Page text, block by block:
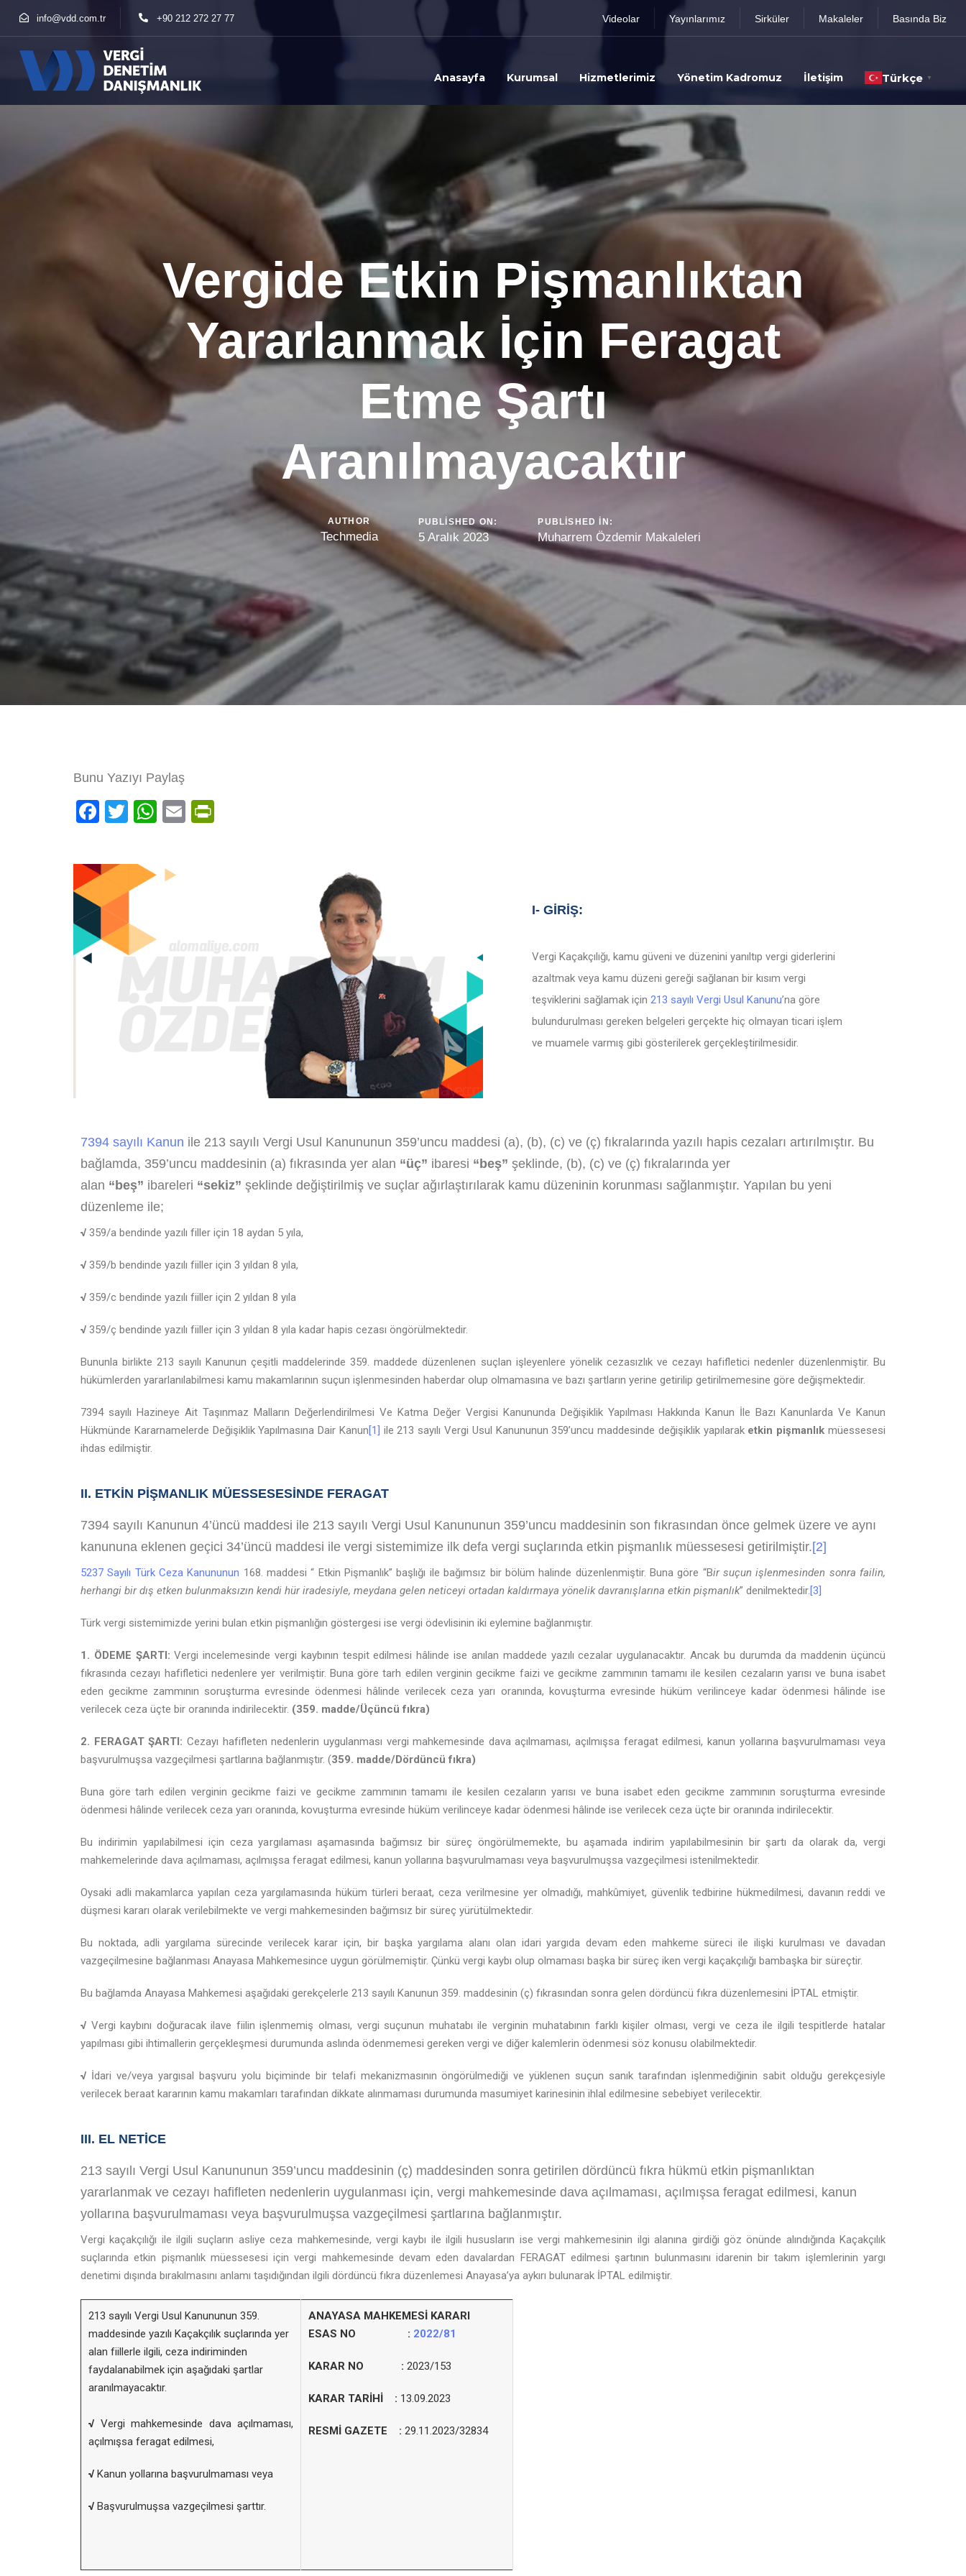
info@vdd.com.tr +90 212 272 27 77 Videolar Yayınlarımız Sirküler Makaleler Basında Biz
Anasayfa Kurumsal Hizmetlerimiz Yönetim Kadromuz İletişim Türkçe ▼
Vergide Etkin Pişmanlıktan
Yararlanmak İçin Feragat
Etme Şartı
Aranılmayacaktır
AUTHOR
Techmedia
PUBLISHED ON:
5 Aralık 2023
PUBLISHED IN:
Muharrem Özdemir Makaleleri
Bunu Yazıyı Paylaş
Facebook
TwitterWhatsApp
Email
I- GİRİŞ:
Vergi Kaçakçılığı, kamu güveni ve düzenini yanıltıp vergi giderlerini
azaltmak veya kamu düzeni gereği sağlanan bir kısım vergi
teşviklerini sağlamak için213 sayılı Vergi Usul Kanunu’na göre
bulundurulması gereken belgeleri gerçekte hiç olmayan ticari işlem
ve muamele varmış gibi gösterilerek gerçekleştirilmesidir.
7394 sayılı Kanun ile 213 sayılı Vergi Usul Kanununun 359’uncu maddesi (a), (b), (c) ve (ç) fıkralarında yazılı hapis cezaları artırılmıştır. Bu
bağlamda, 359’uncu maddesinin (a) fıkrasında yer alan “üç” ibaresi “beş” şeklinde, (b), (c) ve (ç) fıkralarında yer
alan “beş” ibareleri “sekiz” şeklinde değiştirilmiş ve suçlar ağırlaştırılarak kamu düzeninin korunması sağlanmıştır. Yapılan bu yeni
düzenleme ile;
√ 359/a bendinde yazılı filler için 18 aydan 5 yıla,
√ 359/b bendinde yazılı fiiller için 3 yıldan 8 yıla,
√ 359/c bendinde yazılı fiiller için 2 yıldan 8 yıla
√ 359/ç bendinde yazılı fiiller için 3 yıldan 8 yıla kadar hapis cezası öngörülmektedir.
Bununla birlikte 213 sayılı Kanunun çeşitli maddelerinde 359. maddede düzenlenen suçlan işleyenlere yönelik cezasızlık ve cezayı hafifletici nedenler düzenlenmiştir. Bu
hükümlerden yararlanılabilmesi kamu makamlarının suçun işlenmesinden haberdar olup olmamasına ve bazı şartların yerine getirilip getirilmemesine göre değişmektedir.
7394 sayılı Hazineye Ait Taşınmaz Malların Değerlendirilmesi Ve Katma Değer Vergisi Kanununda Değişiklik Yapılması Hakkında Kanun İle Bazı Kanunlarda Ve Kanun
Hükmünde Kararnamelerde Değişiklik Yapılmasına Dair Kanun[1] ile 213 sayılı Vergi Usul Kanununun 359’uncu maddesinde değişiklik yapılarak etkin pişmanlık müessesesi
ihdas edilmiştir.
II. ETKİN PİŞMANLIK MÜESSESESİNDE FERAGAT
7394 sayılı Kanunun 4’üncü maddesi ile 213 sayılı Vergi Usul Kanununun 359’uncu maddesinin son fıkrasından önce gelmek üzere ve aynı
kanununa eklenen geçici 34’üncü maddesi ile vergi sistemimize ilk defa vergi suçlarında etkin pişmanlık müessesesi getirilmiştir.[2]
5237 Sayılı Türk Ceza Kanununun 168. maddesi “ Etkin Pişmanlık” başlığı ile bağımsız bir bölüm halinde düzenlenmiştir. Buna göre “Bir suçun işlenmesinden sonra failin,
herhangi bir dış etken bulunmaksızın kendi hür iradesiyle, meydana gelen neticeyi ortadan kaldırmaya yönelik davranışlarına etkin pişmanlık” denilmektedir.[3]
Türk vergi sistemimizde yerini bulan etkin pişmanlığın göstergesi ise vergi ödevlisinin iki eylemine bağlanmıştır.
1. ÖDEME ŞARTI: Vergi incelemesinde vergi kaybının tespit edilmesi hâlinde ise anılan maddede yazılı cezalar uygulanacaktır. Ancak bu durumda da maddenin üçüncü
fıkrasında cezayı hafifletici nedenlere yer verilmiştir. Buna göre tarh edilen verginin gecikme faizi ve gecikme zammının tamamı ile kesilen cezaların yarısı ve buna isabet
eden gecikme zammının soruşturma evresinde ödenmesi hâlinde verilecek ceza yarı oranında, kovuşturma evresinde hüküm verilinceye kadar ödenmesi hâlinde ise
verilecek ceza üçte bir oranında indirilecektir. (359. madde/Üçüncü fıkra)
2. FERAGAT ŞARTI: Cezayı hafifleten nedenlerin uygulanması vergi mahkemesinde dava açılmaması, açılmışsa feragat edilmesi, kanun yollarına başvurulmaması veya
başvurulmuşsa vazgeçilmesi şartlarına bağlanmıştır. (359. madde/Dördüncü fıkra)
Buna göre tarh edilen verginin gecikme faizi ve gecikme zammının tamamı ile kesilen cezaların yarısı ve buna isabet eden gecikme zammının soruşturma evresinde
ödenmesi hâlinde verilecek ceza yarı oranında, kovuşturma evresinde hüküm verilinceye kadar ödenmesi hâlinde ise verilecek ceza üçte bir oranında indirilecektir.
Bu indirimin yapılabilmesi için ceza yargılaması aşamasında bağımsız bir süreç öngörülmemekte, bu aşamada indirim yapılabilmesinin bir şartı da olarak da, vergi
mahkemelerinde dava açılmaması, açılmışsa feragat edilmesi, kanun yollarına başvurulmaması veya başvurulmuşsa vazgeçilmesi istenilmektedir.
Oysaki adli makamlarca yapılan ceza yargılamasında hüküm türleri beraat, ceza verilmesine yer olmadığı, mahkûmiyet, güvenlik tedbirine hükmedilmesi, davanın reddi ve
düşmesi kararı olarak verilebilmekte ve vergi mahkemesinden bağımsız bir süreç yürütülmektedir.
Bu noktada, adli yargılama sürecinde verilecek karar için, bir başka yargılama alanı olan idari yargıda devam eden mahkeme süreci ile ilişki kurulması ve davadan
vazgeçilmesine bağlanması Anayasa Mahkemesince uygun görülmemiştir. Çünkü vergi kaybı olup olmaması başka bir süreç iken vergi kaçakçılığı bambaşka bir süreçtir.
Bu bağlamda Anayasa Mahkemesi aşağıdaki gerekçelerle 213 sayılı Kanunun 359. maddesinin (ç) fıkrasından sonra gelen dördüncü fıkra düzenlemesini İPTAL etmiştir.
√ Vergi kaybını doğuracak ilave fiilin işlenmemiş olması, vergi suçunun muhatabı ile verginin muhatabının farklı kişiler olması, vergi ve ceza ile ilgili tespitlerde hatalar
yapılması gibi ihtimallerin gerçekleşmesi durumunda aslında ödenmemesi gereken vergi ve diğer kalemlerin ödenmesi söz konusu olabilmektedir.
√ İdari ve/veya yargısal başvuru yolu biçiminde bir telafi mekanizmasının öngörülmediği ve yüklenen suçun sanık tarafından işlenmediğinin sabit olduğu gerekçesiyle
verilecek beraat kararının kamu makamları tarafından dikkate alınmaması durumunda masumiyet karinesinin ihlal edilmesine sebebiyet verilecektir.
III. EL NETİCE
213 sayılı Vergi Usul Kanununun 359’uncu maddesinin (ç) maddesinden sonra getirilen dördüncü fıkra hükmü etkin pişmanlıktan
yararlanmak ve cezayı hafifleten nedenlerin uygulanması için, vergi mahkemesinde dava açılmaması, açılmışsa feragat edilmesi, kanun
yollarına başvurulmaması veya başvurulmuşsa vazgeçilmesi şartlarına bağlanmıştır.
Vergi kaçakçılığı ile ilgili suçların asliye ceza mahkemesinde, vergi kaybı ile ilgili hususların ise vergi mahkemesinin ilgi alanına girdiği göz önünde alındığında Kaçakçılık
suçlarında etkin pişmanlık müessesesi için vergi mahkemesinde devam eden davalardan FERAGAT edilmesi şartının bulunmasını idarenin bir takım işlemlerinin yargı
denetimi dışında bırakılmasını anlamı taşıdığından ilgili dördüncü fıkra düzenlemesi Anayasa’ya aykırı bulunarak İPTAL edilmiştir.
213 sayılı Vergi Usul Kanununun 359.
maddesinde yazılı Kaçakçılık suçlarında yer
alan fiillerle ilgili, ceza indiriminden
faydalanabilmek için aşağıdaki şartlar
aranılmayacaktır.
√ Vergi mahkemesinde dava açılmaması,
açılmışsa feragat edilmesi,
√ Kanun yollarına başvurulmaması veya
√ Başvurulmuşsa vazgeçilmesi şarttır.
ANAYASA MAHKEMESİ KARARI
ESAS NO : 2022/81
KARAR NO : 2023/153
KARAR TARİHİ : 13.09.2023
RESMİ GAZETE : 29.11.2023/32834